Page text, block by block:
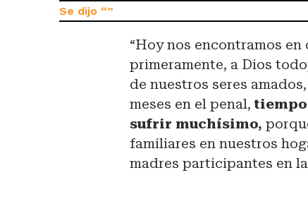
“Hoy nos encontramos
primeramente, a Dios
de nuestros seres
meses en el penal,tiempo
sufrir muchísimo,
familiares en nuestros
madres participantes en